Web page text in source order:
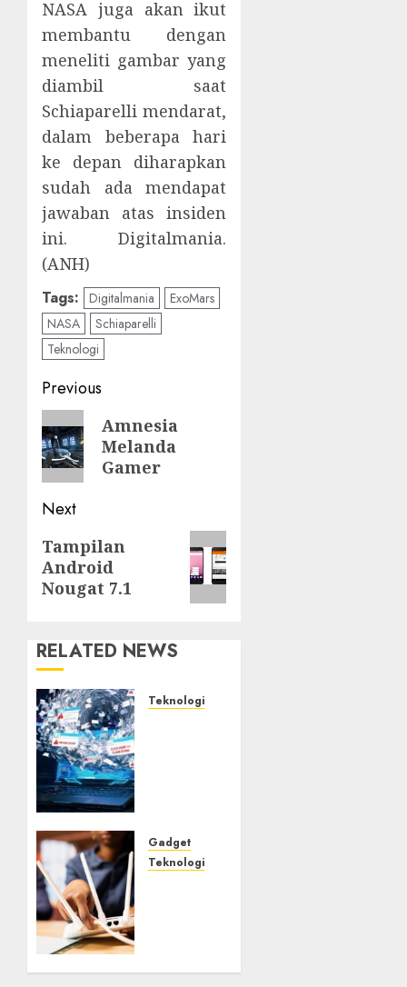
NASA juga akan ikut
membantu dengan
meneliti gambar yang
diambil saat
Schiaparelli mendarat,
dalam beberapa hari
ke depan diharapkan
sudah ada mendapat
jawaban atas insiden
ini. Digitalmania.
(ANH)
Tags: Digitalmania
ExoMars
NASA
Schiaparelli
Teknologi
Post
navigation
Previous
Previous
post:
Amnesia
Melanda
Gamer
Next
Next
post:
Tampilan
Android
Nougat 7.1
RELATED NEWS
Teknologi
Microsoft
365
Gadget
Teknologi